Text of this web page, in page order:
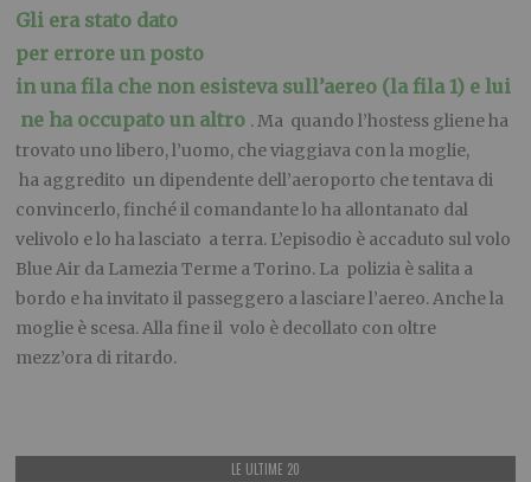
Gli era stato dato
per errore un posto
in una fila che non esisteva sull’aereo (la fila 1) e lui
ne ha occupato un altro . Ma quando l’hostess gliene ha
trovato uno libero, l’uomo, che viaggiava con la moglie,
ha aggredito un dipendente dell’aeroporto che tentava di
convincerlo, finché il comandante lo ha allontanato dal
velivolo e lo ha lasciato a terra. L’episodio è accaduto sul volo
Blue Air da Lamezia Terme a Torino. La polizia è salita a
bordo e ha invitato il passeggero a lasciare l’aereo. Anche la
moglie è scesa. Alla fine il volo è decollato con oltre
mezz’ora di ritardo.
LE ULTIME 20